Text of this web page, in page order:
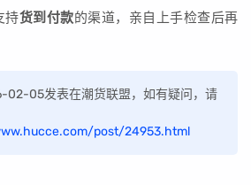
持货到付款的渠道，亲自上手检查后再
02-05发表在潮货联盟，如有疑问，请
post/24953.html